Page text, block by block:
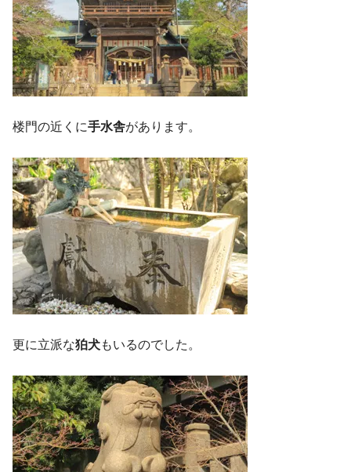
楼門の近くに手水舎があります。
更に立派な狛犬もいるのでした。